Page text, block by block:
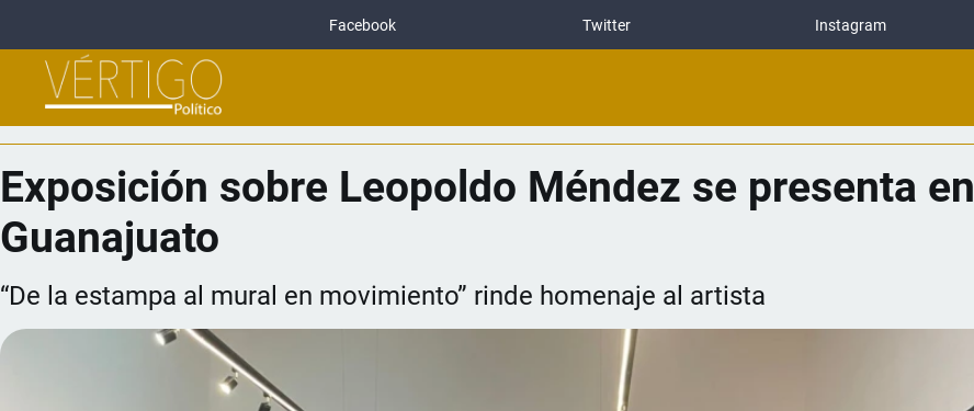
Facebook Twitter Instagram
Exposición sobre Leopoldo Méndez se presenta en
Guanajuato
“De la estampa al mural en movimiento” rinde homenaje al artista